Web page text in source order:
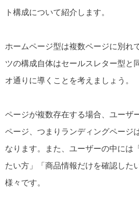
ト構成について紹介します。
ホームページ型は複数ページに別れ
ツの構成自体はセールスレター型と
オ通りに導くことを考えましょう。
ページが複数存在する場合、ユーザ
ページ、つまりランディングページ
なります。また、ユーザーの中には
たい方」「商品情報だけを確認した
様々です。